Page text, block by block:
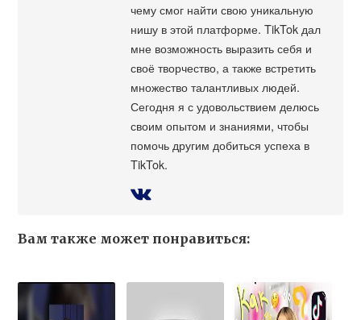
чему смог найти свою уникальную
нишу в этой платформе. TikTok дал
мне возможность выразить себя и
своё творчество, а также встретить
множество талантливых людей.
Сегодня я с удовольствием делюсь
своим опытом и знаниями, чтобы
помочь другим добиться успеха в
TikTok.
Вам также может понравиться: